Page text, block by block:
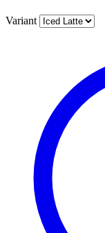
Variant